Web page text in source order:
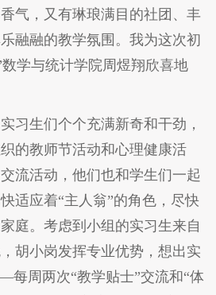
气，又有琳琅满目的社团、丰
融融的教学氛围。我为这次初
数学与统计学院周煜翔欣喜地
习生们个个充满新奇和干劲，
的教师节活动和心理健康活
流活动，他们也和学生们一起
适应着“主人翁”的角色，尽快
庭。考虑到小组的实习生来自
胡小岗发挥专业优势，想出实
周两次“教学贴士”交流和“体